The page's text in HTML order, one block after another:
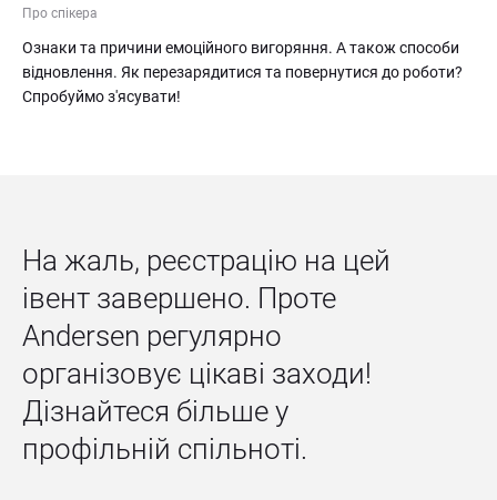
Про спікера
Ознаки та причини емоційного вигоряння. А також способи
відновлення. Як перезарядитися та повернутися до роботи?
Спробуймо з'ясувати!
На жаль, реєстрацію на цей
івент завершено. Проте
Andersen регулярно
організовує цікаві заходи!
Дізнайтеся більше у
профільній спільноті.